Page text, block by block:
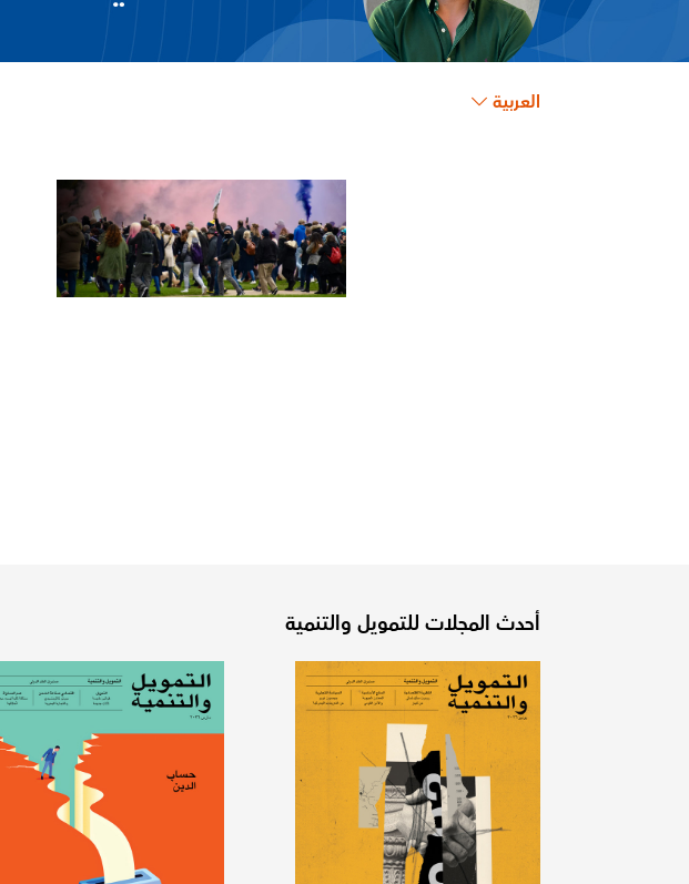
العربية
أحدث المجلات للتمويل والتنمية